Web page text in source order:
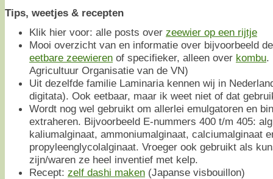
Tips, weetjes & recepten
Klik hier voor: alle posts over zeewier op een rijtje
Mooi overzicht van en informatie over bijvoorbeeld
eetbare zeewieren of specifieker, alleen over kombu.
Agricultuur Organisatie van de VN)
Uit dezelfde familie Laminaria kennen wij in
digitata). Ook eetbaar, maar ik weet niet of dat
Wordt nog wel gebruikt om allerlei emulgatoren en
extraheren. Bijvoorbeeld E-nummers 400 t/m 405:
kaliumalginaat, ammoniumalginaat, calciumalginaat
propyleenglycolalginaat. Vroeger ook gebruikt als
zijn/waren ze heel inventief met kelp.
Recept: zelf dashi maken (Japanse visbouillon)